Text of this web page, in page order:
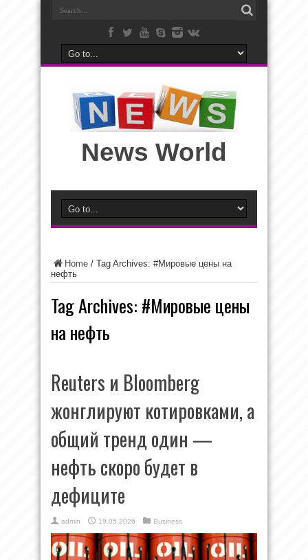
News World
Home / Tag Archives: #Мировые цены на
нефть
Tag Archives: #Мировые цены
на нефть
Reuters и Bloomberg
жонглируют котировками, а
общий тренд один —
нефть скоро будет в
дефиците
admin 19.05.2026 Business